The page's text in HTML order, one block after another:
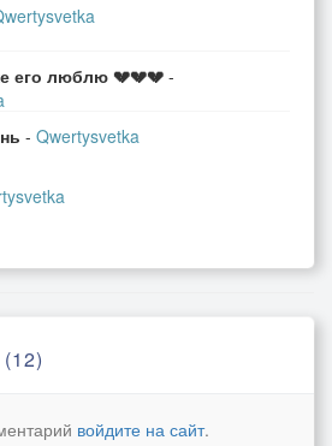
его люблю 💔💔💔-
- Qwertysvetka
войдите на сайт.